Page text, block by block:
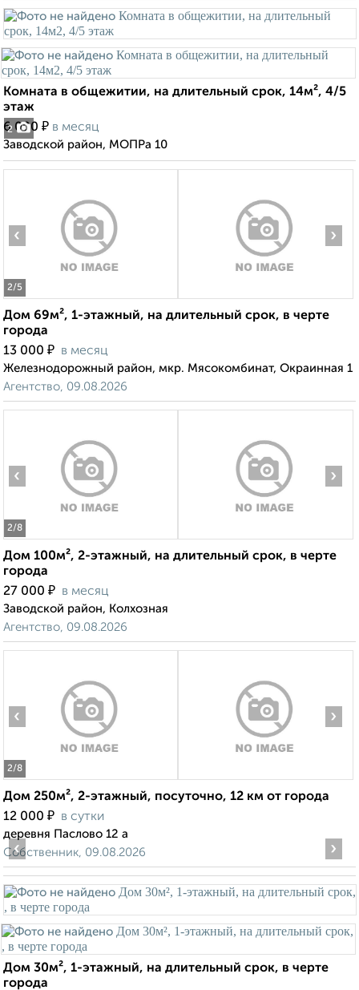
2
Комната в общежитии, на длительный срок, 14м², 4/5
этаж
6 000 ₽ в месяц
Заводской район, МОПРа 10
2/5
‹ ›
Дом 69м², 1-этажный, на длительный срок, в черте
города
13 000 ₽ в месяц
Железнодорожный район, мкр. Мясокомбинат, Окраинная 1
Агентство, 09.08.2026
2/8
‹ ›
Дом 100м², 2-этажный, на длительный срок, в черте
города
27 000 ₽ в месяц
Заводской район, Колхозная
Агентство, 09.08.2026
2/8
‹ ›
Дом 250м², 2-этажный, посуточно, 12 км от города
12 000 ₽ в сутки
деревня Паслово 12 а
Собственник, 09.08.2026
‹ ›
Дом 30м², 1-этажный, на длительный срок, в черте
города